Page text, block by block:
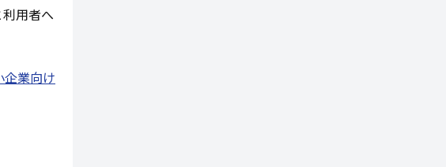
用者へ
企業向け